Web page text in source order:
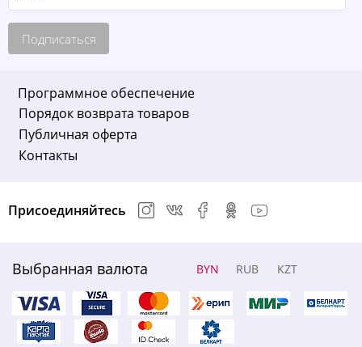
Подписаться
Программное обеспечение
Порядок возврата товаров
Публичная оферта
Контакты
Выбранная валюта BYN RUB KZT
Присоединяйтесь